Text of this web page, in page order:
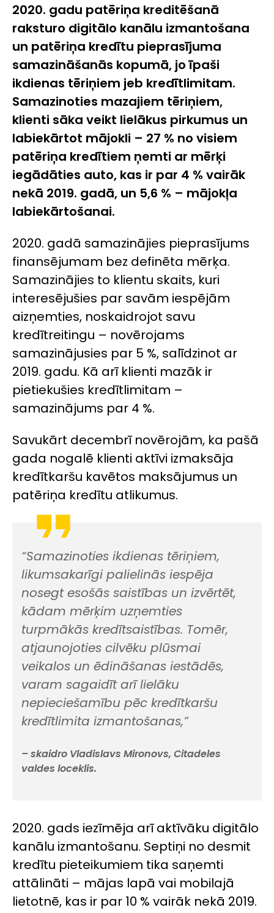
2020. gadu patēriņa kreditēšanā
raksturo digitālo kanālu izmantošana
un patēriņa kredītu pieprasījuma
samazināšanās kopumā, jo īpaši
ikdienas tēriņiem jeb kredītlimitam.
Samazinoties mazajiem tēriņiem,
klienti sāka veikt lielākus pirkumus un
labiekārtot mājokli – 27 % no visiem
patēriņa kredītiem ņemti ar mērķi
iegādāties auto, kas ir par 4 % vairāk
nekā 2019. gadā, un 5,6 % – mājokļa
labiekārtošanai.
2020. gadā samazinājies pieprasījums
finansējumam bez definēta mērķa.
Samazinājies to klientu skaits, kuri
interesējušies par savām iespējām
aizņemties, noskaidrojot savu
kredītreitingu – novērojams
samazinājusies par 5 %, salīdzinot ar
2019. gadu. Kā arī klienti mazāk ir
pietiekušies kredītlimitam –
samazinājums par 4 %.
Savukārt decembrī novērojām, ka pašā
gada nogalē klienti aktīvi izmaksāja
kredītkaršu kavētos maksājumus un
patēriņa kredītu atlikumus.
“Samazinoties ikdienas tēriņiem,
likumsakarīgi palielinās iespēja
nosegt esošās saistības un izvērtēt,
kādam mērķim uzņemties
turpmākās kredītsaistības. Tomēr,
atjaunojoties cilvēku plūsmai
veikalos un ēdināšanas iestādēs,
varam sagaidīt arī lielāku
nepieciešamību pēc kredītkaršu
kredītlimita izmantošanas,”
– skaidro Vladislavs Mironovs, Citadeles
valdes loceklis.
2020. gads iezīmēja arī aktīvāku digitālo
kanālu izmantošanu. Septiņi no desmit
kredītu pieteikumiem tika saņemti
attālināti – mājas lapā vai mobilajā
lietotnē, kas ir par 10 % vairāk nekā 2019.